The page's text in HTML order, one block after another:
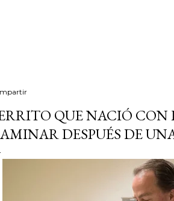
QUE NACIÓ CON
DESPUÉS DE